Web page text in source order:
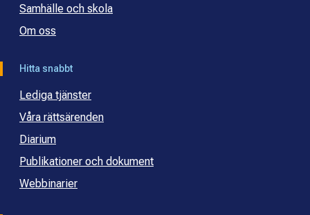
Samhälle och skola
Om oss
Hitta snabbt
Lediga tjänster
Våra rättsärenden
Diarium
Publikationer och dokument
Webbinarier